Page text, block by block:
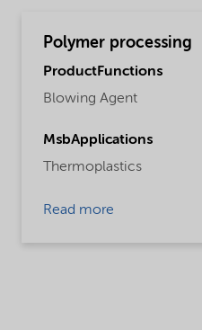
Polymer processing
ProductFunctions
Blowing Agent
MsbApplications
Thermoplastics
Read more